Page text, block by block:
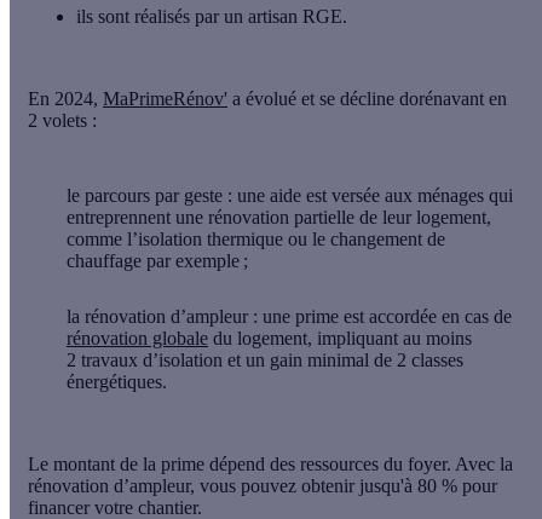
ils sont réalisés par un artisan RGE.
En 2024, MaPrimeRénov' a évolué et se décline dorénavant en
2 volets :
le parcours par geste : une aide est versée aux ménages qui
entreprennent une rénovation partielle de leur logement,
comme l’isolation thermique ou le changement de
chauffage par exemple ;
la rénovation d’ampleur : une prime est accordée en cas de
rénovation globale du logement, impliquant au moins
2 travaux d’isolation et un gain minimal de 2 classes
énergétiques.
Le montant de la prime dépend des ressources du foyer. Avec la
rénovation d’ampleur, vous pouvez obtenir jusqu'à 80 % pour
financer votre chantier.